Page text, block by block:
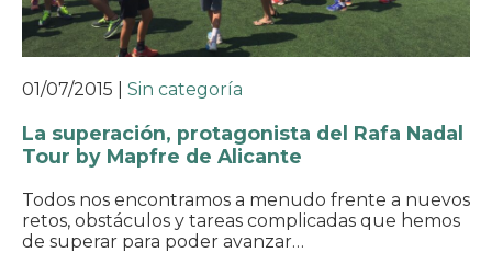
01/07/2015 Sin categoría
La superación, protagonista del Rafa Nadal
Tour by Mapfre de Alicante
Todos nos encontramos a menudo frente a nuevos
retos, obstáculos y tareas complicadas que hemos
de superar para poder avanzar…